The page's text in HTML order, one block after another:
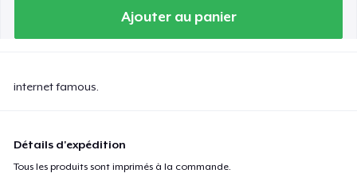
Ajouter au panier
internet famous.
Détails d'expédition
Tous les produits sont imprimés à la commande.